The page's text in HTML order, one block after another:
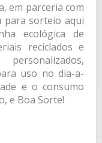
em parceria com
para sorteio aqui
ecológica de
reciclados e
uso no dia-a-
e o consumo
e Boa Sorte!